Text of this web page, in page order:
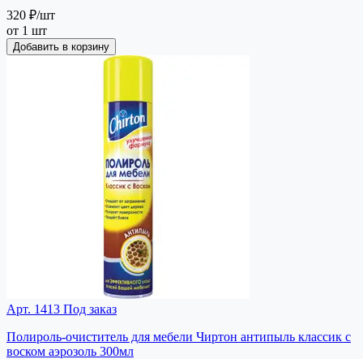
320 ₽/шт
от 1 шт
Добавить в корзину
Арт. 1413 Под заказ
Полироль-очиститель для мебели Чиртон антипыль классик с
воском аэрозоль 300мл